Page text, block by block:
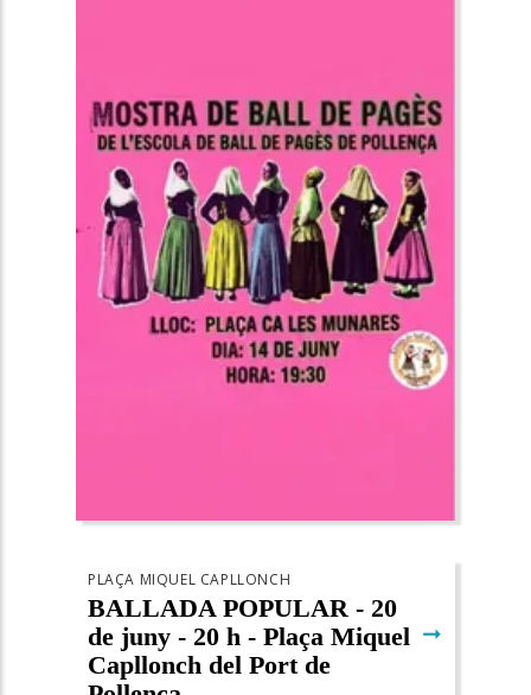
PLAÇA MIQUEL CAPLLONCH
BALLADA POPULAR - 20
de juny - 20 h - Plaça Miquel
Capllonch del Port de
➞